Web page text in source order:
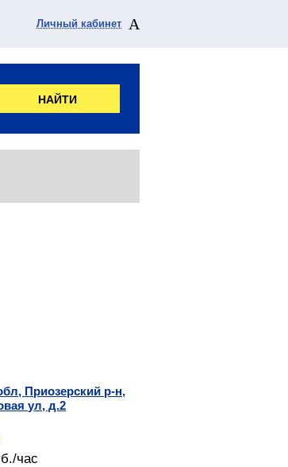
Личный кабинет
НАЙТИ
Приозерский р-н,
ул, д.2
час